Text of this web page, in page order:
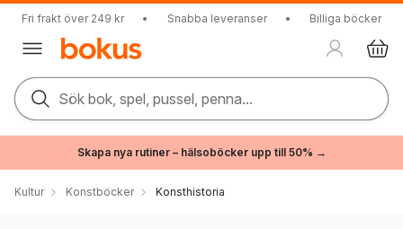
Fri frakt över 249 kr • Snabba leveranser • Billiga böcker
Sök bok, spel, pussel, penna...
Skapa nya rutiner – hälsoböcker upp till 50% →
Kultur Konstböcker Konsthistoria